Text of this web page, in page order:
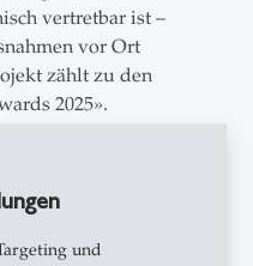
und
vertretbar ist –
vor Ort
zählt zu den
2025».
Jahr 2024 der wichtigen
Prevention and
von «Save the
Rights and